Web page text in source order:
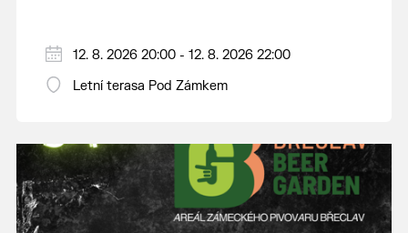
12. 8. 2026 20:00 - 12. 8. 2026 22:00
Letní terasa Pod Zámkem